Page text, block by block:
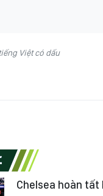
Việt có dấu
Chelsea hoàn tất